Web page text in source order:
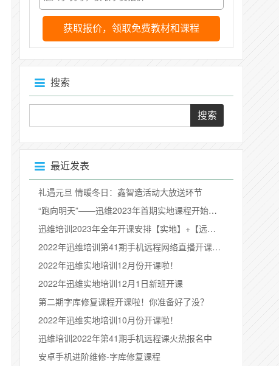
获取报价，领取免费教材和课程
搜索
最近发表
礼遇元旦 情暖冬日：鑫智造活动大放送环节
“跑向明天”——迅维2023年首期实地课程开始预定啦！
迅维培训2023年全年开课安排【实地】+【远程】
2022年迅维培训第41期手机远程网络直播开课啦！
2022年迅维实地培训12月份开课啦！
2022年迅维实地培训12月1日新班开课
第二期字库修复课程开课啦！你准备好了没？
2022年迅维实地培训10月份开课啦！
迅维培训2022年第41期手机远程课火热报名中
安卓手机进阶维修-字库修复课程